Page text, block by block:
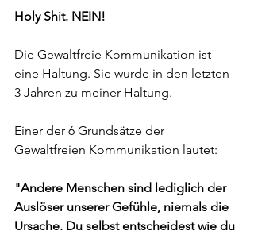
Holy Shit. NEIN!
Die Gewaltfreie Kommunikation ist
eine Haltung. Sie wurde in den letzten
3 Jahren zu meiner Haltung.
Einer der 6 Grundsätze der
Gewaltfreien Kommunikation lautet:
"Andere Menschen sind lediglich der
Auslöser unserer Gefühle, niemals die
Ursache. Du selbst entscheidest wie du